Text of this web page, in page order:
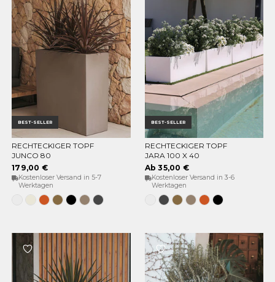
BEST-SELLER
OPTIONEN WÄHLEN
RECHTECKIGER TOPF
JUNCO 80
179,00 €
Kostenloser Versand in 5-7
Werktagen
WeissOpak-
Beige
Terrakotta
BronzeSchwarz
TaupeAnthrazit
BEST-SELLER
OPTIONEN WÄHLEN
RECHTECKIGER TOPF
JARA 100 X 40
Ab 35,00 €
Kostenloser Versand in 3-6
Werktagen
WeissAnthrazit
BronzeTaupeTerrakotta
Schwarz